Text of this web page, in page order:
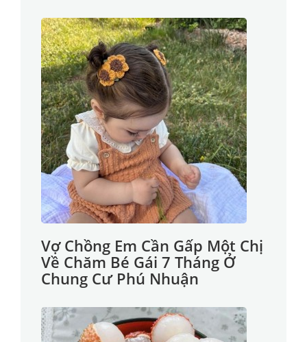
Vợ Chồng Em Cần Gấp Một Chị
Về Chăm Bé Gái 7 Tháng Ở
Chung Cư Phú Nhuận